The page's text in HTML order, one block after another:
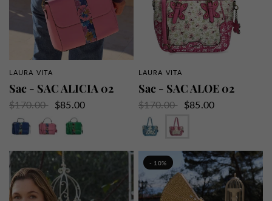
APERÇU RAPIDE
LAURA VITA
Sac - SAC ALICIA 02
$170.00
$85.00
Bleu
Vert
APERÇU RAPIDE
LAURA VITA
Sac - SAC ALOE 02
$170.00
$85.00
Bleu
Rose
- 10%